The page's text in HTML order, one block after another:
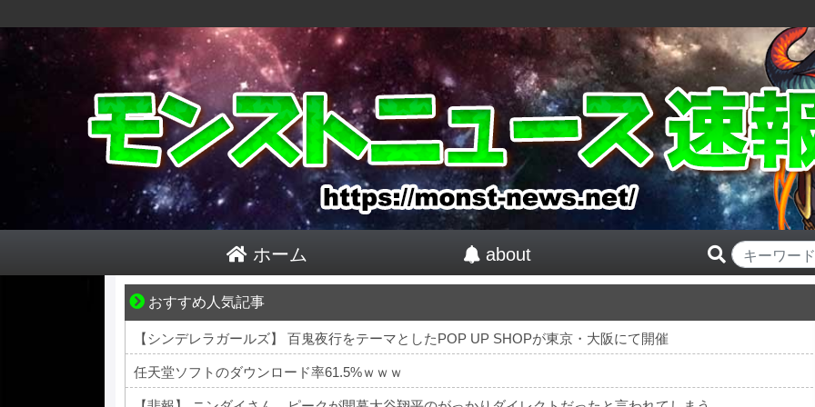
ホーム about
おすすめ人気記事
小さなすれ違いが、夫を追い詰めていく
【シンデレラガールズ】 百鬼夜行をテーマとしたPOP UP SHOPが東京・大阪にて開催
任天堂ソフトのダウンロード率61.5%ｗｗｗ